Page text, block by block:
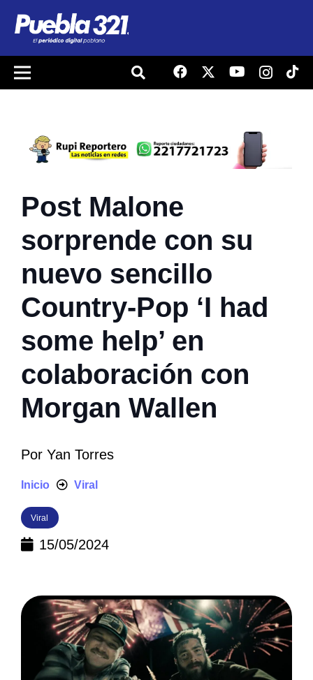
Post Malone
sorprende con su
nuevo sencillo
Country-Pop ‘I had
some help’ en
colaboración con
Morgan Wallen
Por Yan Torres
Inicio Viral
Viral
15/05/2024